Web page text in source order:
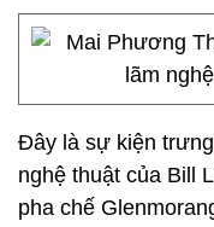
Đây là sự kiện
nghệ thuật của Bill
pha chế